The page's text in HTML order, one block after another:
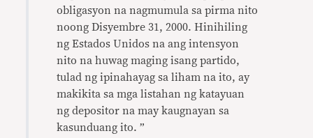
obligasyon na nagmumula sa pirma nito
noong Disyembre 31, 2000. Hinihiling
ng Estados Unidos na ang intensyon
nito na huwag maging isang partido,
tulad ng ipinahayag sa liham na ito, ay
makikita sa mga listahan ng katayuan
ng depositor na may kaugnayan sa
kasunduang ito. ”